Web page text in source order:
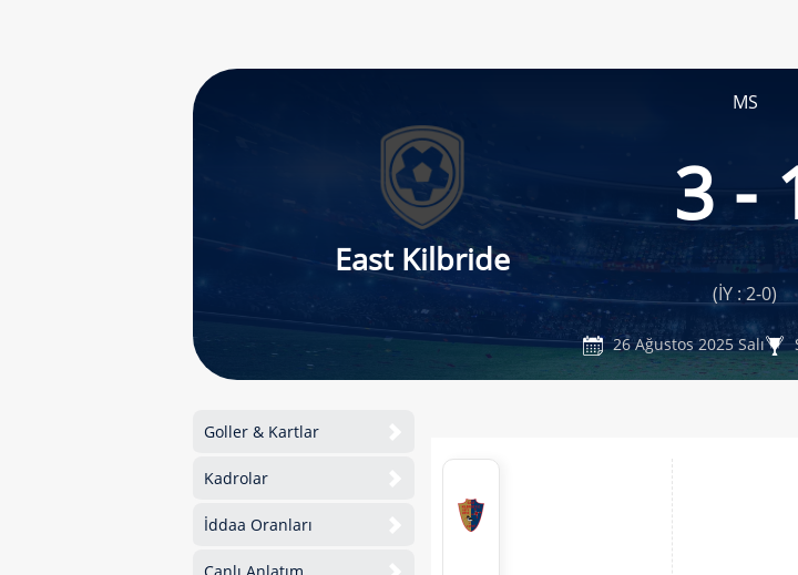
MS
East Kilbride
3 -
(İY : 2-0)
26 Ağustos 2025 Salı
Goller & Kartlar
Kadrolar
İddaa Oranları